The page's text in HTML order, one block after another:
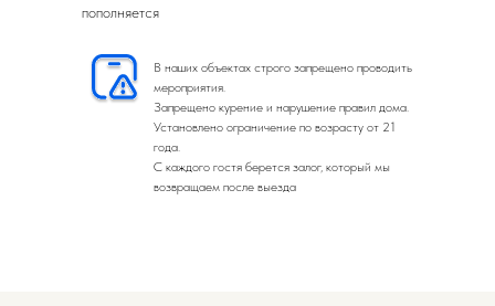
пополняется
В наших объектах строго запрещено проводить
мероприятия.
Запрещено курение и нарушение правил дома.
Установлено ограничение по возрасту от 21
года.
С каждого гостя берется залог, который мы
возвращаем после выезда